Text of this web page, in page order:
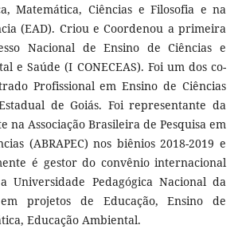
Matemática, Ciências e Filosofia e na
(EAD). Criou e Coordenou a primeira
Nacional de Ensino de Ciências e
e Saúde (I CONECEAS). Foi um dos co-
Profissional em Ensino de Ciências
de Goiás. Foi representante da
na Associação Brasileira de Pesquisa em
(ABRAPEC) nos biênios 2018-2019 e
é gestor do convênio internacional
Universidade Pedagógica Nacional da
projetos de Educação, Ensino de
Educação Ambiental.